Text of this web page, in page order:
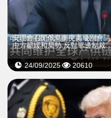
安理會召開俄烏衝突高級別會議
中方籲緩和局勢 反對單邊制裁
24/09/2025 20610